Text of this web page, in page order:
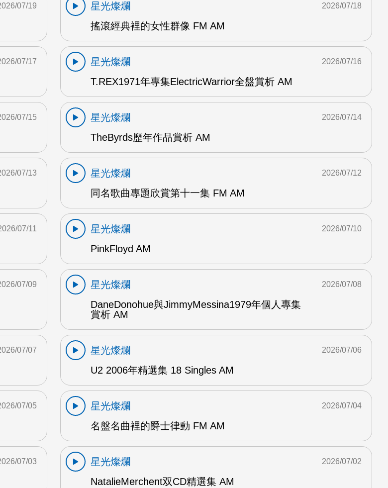
07/19
星光燦爛
搖滾經典裡的女性群像 FM AM
2026/07/18
07/17
星光燦爛
T.REX1971年專集ElectricWarrior全盤賞析 AM
2026/07/16
07/15
星光燦爛
TheByrds歷年作品賞析 AM
2026/07/14
07/13
星光燦爛
同名歌曲專題欣賞第十一集 FM AM
2026/07/12
07/11
星光燦爛
PinkFloyd AM
2026/07/10
07/09
星光燦爛
DaneDonohue與JimmyMessina1979年個人專集
賞析 AM
2026/07/08
07/07
星光燦爛
U2 2006年精選集 18 Singles AM
2026/07/06
07/05
星光燦爛
名盤名曲裡的爵士律動 FM AM
2026/07/04
07/03
星光燦爛
NatalieMerchent双CD精選集 AM
2026/07/02